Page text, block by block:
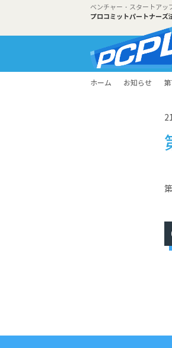
ベンチャー・スタートアッ
プロコミットパートナーズ
ホーム お知らせ